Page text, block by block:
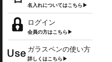
名入れについてはこちら▶
ログイン
会員の方はこちら▶
ガラスペンの使い方
詳しくはこちら▶